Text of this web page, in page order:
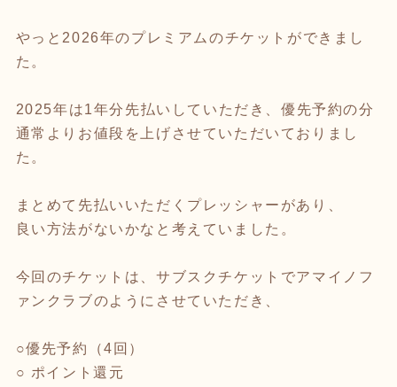
やっと2026年のプレミアムのチケットができまし
た。
2025年は1年分先払いしていただき、優先予約の分
通常よりお値段を上げさせていただいておりまし
た。
まとめて先払いいただくプレッシャーがあり、
良い方法がないかなと考えていました。
今回のチケットは、サブスクチケットでアマイノフ
ァンクラブのようにさせていただき、
○優先予約（4回）
○ ポイント還元